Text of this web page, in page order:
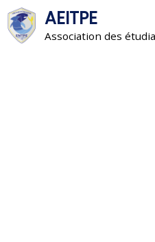
AEITPE
Association des